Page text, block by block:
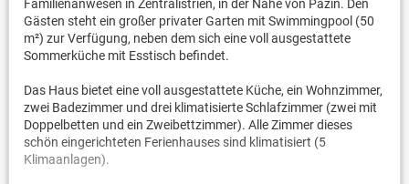
Familienanwesen in Zentralistrien, in der Nähe von Pazin. Den
Gästen steht ein großer privater Garten mit Swimmingpool (50
m²) zur Verfügung, neben dem sich eine voll ausgestattete
Sommerküche mit Esstisch befindet.
Das Haus bietet eine voll ausgestattete Küche, ein Wohnzimmer,
zwei Badezimmer und drei klimatisierte Schlafzimmer (zwei mit
Doppelbetten und ein Zweibettzimmer). Alle Zimmer dieses
schön eingerichteten Ferienhauses sind klimatisiert (5
Klimaanlagen).